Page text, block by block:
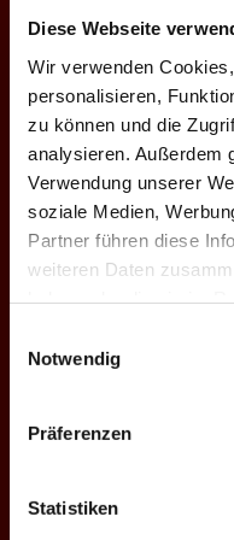
Diese Webseite
Wir verwenden
personalisieren,
zu können und die
analysieren. Außerdem
Verwendung unserer
soziale Medien,
Partner führen diese
weiteren Daten
Notwendig
Präferenzen
Statistiken
e
r
u
Sonntag, 18:00 Uhr
Einlass: 16:30
ABENDPROGRAMM
Nosferatu
Auswählen
Mittwoch, 19:30 Uhr